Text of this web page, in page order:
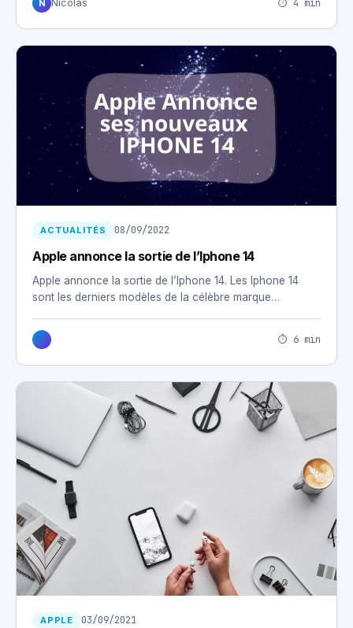
N Nicolas ⏱ 4 min
ACTUALITÉS 08/09/2022
Apple annonce la sortie de l’Iphone 14
Apple annonce la sortie de l’Iphone 14. Les Iphone 14
sont les derniers modèles de la célèbre marque…
⏱ 6 min
APPLE 03/09/2021